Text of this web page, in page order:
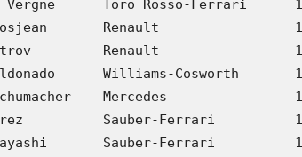
Vergne      Toro Rosso-Ferrari
Renault
Renault
Williams-Cosworth
Mercedes
Sauber-Ferrari
Sauber-Ferrari